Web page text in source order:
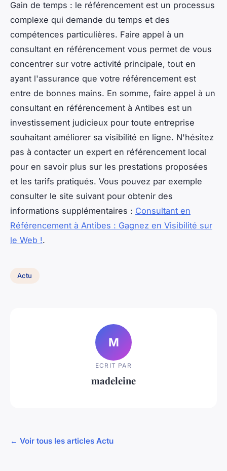
Gain de temps : le référencement est un processus
complexe qui demande du temps et des
compétences particulières. Faire appel à un
consultant en référencement vous permet de vous
concentrer sur votre activité principale, tout en
ayant l'assurance que votre référencement est
entre de bonnes mains. En somme, faire appel à un
consultant en référencement à Antibes est un
investissement judicieux pour toute entreprise
souhaitant améliorer sa visibilité en ligne. N'hésitez
pas à contacter un expert en référencement local
pour en savoir plus sur les prestations proposées
et les tarifs pratiqués. Vous pouvez par exemple
consulter le site suivant pour obtenir des
informations supplémentaires : Consultant en
Référencement à Antibes : Gagnez en Visibilité sur
le Web !.
Actu
M
ECRIT PAR
madeleine
← Voir tous les articles Actu